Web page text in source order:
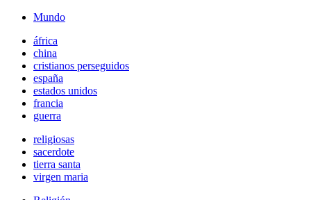
Mundo
áfrica
china
cristianos perseguidos
españa
estados unidos
francia
guerra
religiosas
sacerdote
tierra santa
virgen maria